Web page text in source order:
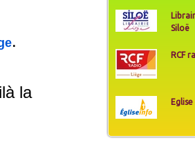
Siloë
RCF
.
la